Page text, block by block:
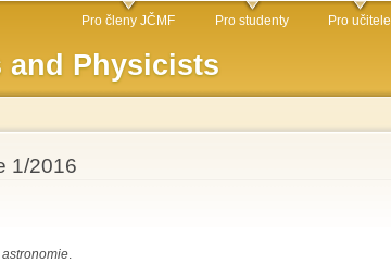
and Physicists
Pro členy JČMF Pro studenty Pro učitele
1/2016
astronomie